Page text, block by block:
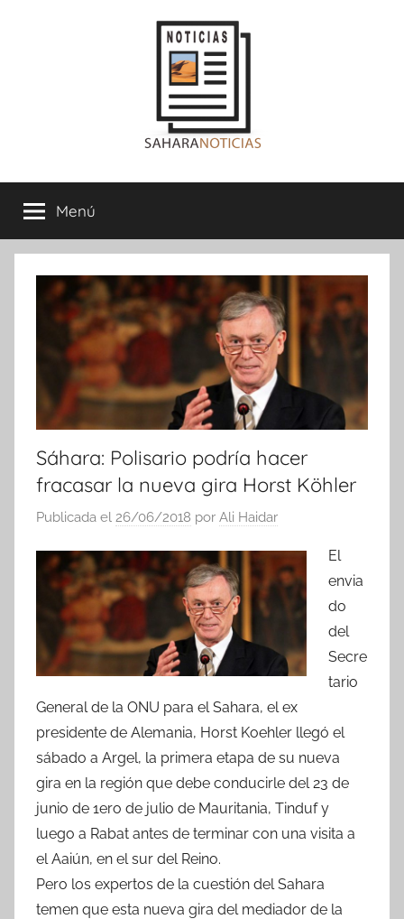
Sahara
Noticias
Menú
Sáhara: Polisario podría hacer
fracasar la nueva gira Horst Köhler
Publicada el 26/06/2018 por Ali Haidar
El
envia
do
del
Secre
tario
General de la ONU para el Sahara, el ex
presidente de Alemania, Horst Koehler llegó el
sábado a Argel, la primera etapa de su nueva
gira en la región que debe conducirle del 23 de
junio de 1ero de julio de Mauritania, Tinduf y
luego a Rabat antes de terminar con una visita a
el Aaiún, en el sur del Reino.
Pero los expertos de la cuestión del Sahara
temen que esta nueva gira del mediador de la